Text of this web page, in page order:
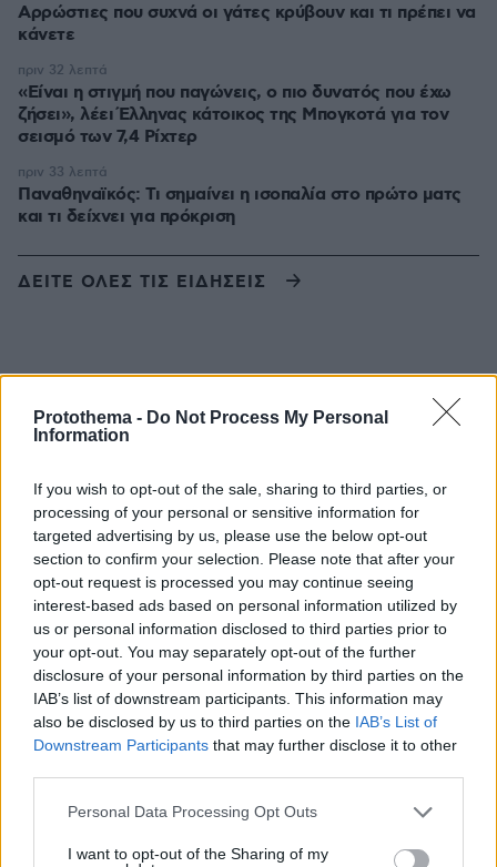
Protothema - Do Not Process My Personal
Information
If you wish to opt-out of the sale, sharing to third parties, or
processing of your personal or sensitive information for
targeted advertising by us, please use the below opt-out
section to confirm your selection. Please note that after your
opt-out request is processed you may continue seeing
interest-based ads based on personal information utilized by
us or personal information disclosed to third parties prior to
your opt-out. You may separately opt-out of the further
disclosure of your personal information by third parties on the
IAB’s list of downstream participants. This information may
also be disclosed by us to third parties on the IAB’s List of
Downstream Participants that may further disclose it to other
Please note that this website/app uses one or more Google
not limited to your visit or usage behaviour. You may click to
Personal Data Processing Opt Outs
I want to opt-out of the Sharing of my
Αρρώστιες που συχνά οι γάτες κρύβουν και τι πρέπει να
κάνετε
«Είναι η στιγμή που παγώνεις, ο πιο δυνατός που έχω
ζήσει», λέει Έλληνας κάτοικος της Μπογκοτά για τον
σεισμό των 7,4 Ρίχτερ
πριν 32 λεπτά
Παναθηναϊκός: Τι σημαίνει η ισοπαλία στο πρώτο ματς
και τι δείχνει για πρόκριση
πριν 33 λεπτά
ΔΕΙΤΕ ΟΛΕΣ ΤΙΣ ΕΙΔΗΣΕΙΣ
ΤΑ ΠΙΟ ΔΗΜΟΦΙΛΗ